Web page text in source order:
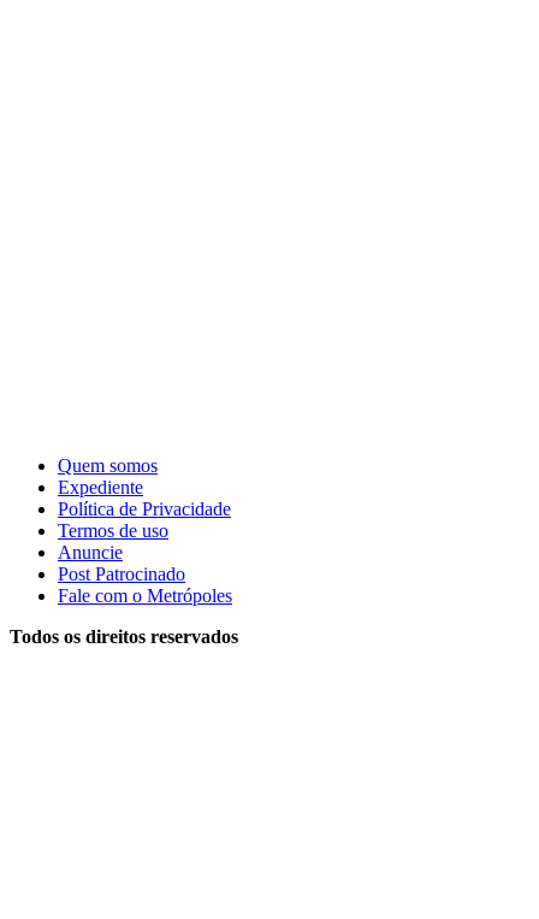
Quem somos
Expediente
Política de Privacidade
Termos de uso
Anuncie
Post Patrocinado
Fale com o Metrópoles
Todos os direitos reservados